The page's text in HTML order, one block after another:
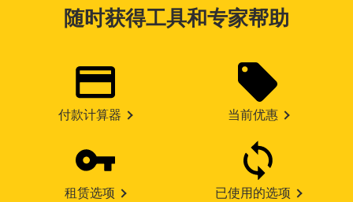
随时获得工具和专家帮助
付款计算器 当前优惠
租赁选项 已使用的选项